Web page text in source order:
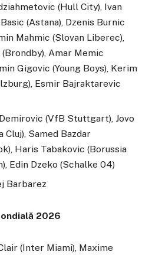
(Hull City), Ivan
(Astana), Dzenis Burnic
Mahmic (Slovan Liberec),
Amar Memic
Gigovic (Young Boys), Kerim
Esmir Bajraktarevic
(VfB Stuttgart), Jovo
Samed Bazdar
Haris Tabakovic (Borussia
Edin Dzeko (Schalke 04)
Barbarez
2026
(Inter Miami), Maxime